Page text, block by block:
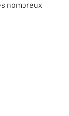
nombreux